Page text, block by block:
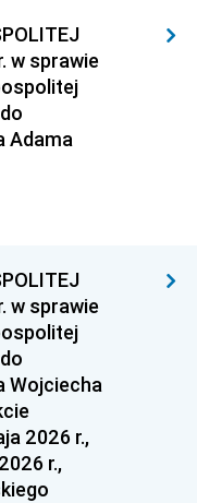
w sprawie
Adama
w sprawie
Wojciecha
2026 r.,
r.,